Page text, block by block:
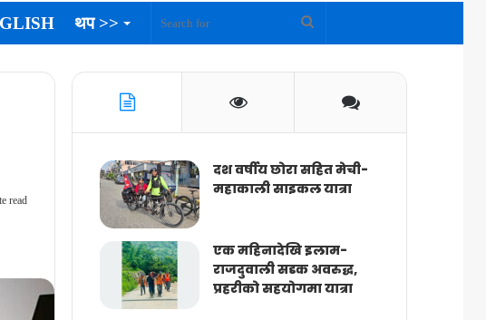
थप >>
read
दश वर्षीय छोरा सहित मेची-
महाकाली साइकल यात्रा
एक महिनादेखि इलाम-
राजदुवाली सडक अवरुद्ध,
प्रहरीको सहयोगमा यात्रा